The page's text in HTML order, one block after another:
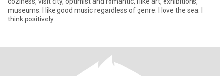
museums. I like good music regardless of genre. I love the sea. I
think positively.